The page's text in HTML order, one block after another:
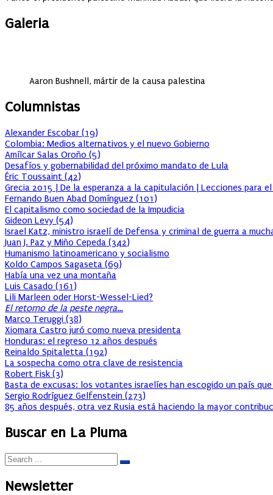
Galeria
Aaron Bushnell, mártir de la causa palestina
Columnistas
Alexander Escobar (19)
Colombia: Medios alternativos y el nuevo Gobierno
Amílcar Salas Oroño (5)
Desafíos y gobernabilidad del próximo mandato de Lula
Éric Toussaint (42)
Grecia 2015 | De la esperanza a la capitulación | Lecciones para
Fernando Buen Abad Domínguez (101)
El capitalismo como sociedad de la Impudicia
Gideon Levy (54)
Israel Katz, ministro israelí de Defensa y criminal de guerra a
Juan J. Paz y Miño Cepeda (342)
Humanismo latinoamericano y socialismo
Koldo Campos Sagaseta (69)
Había una vez una montaña
Luis Casado (161)
Lili Marleen oder Horst-Wessel-Lied?
El retorno de la peste negra…
Marco Teruggi (38)
Xiomara Castro juró como nueva presidenta
Honduras: el regreso 12 años después
Reinaldo Spitaletta (192)
La sospecha como otra clave de resistencia
Robert Fisk (3)
Basta de excusas: los votantes israelíes han escogido un país
Sergio Rodríguez Gelfenstein (273)
85 años después, otra vez Rusia está haciendo la mayor
Buscar en La Pluma
Newsletter